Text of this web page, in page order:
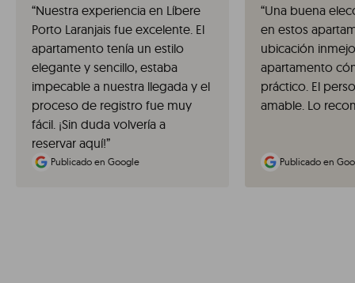
“Nuestra experiencia en Líbere
Porto Laranjais fue excelente. El
apartamento tenía un estilo
elegante y sencillo, estaba
impecable a nuestra llegada y el
proceso de registro fue muy
fácil. ¡Sin duda volvería a
reservar aquí!”
Publicado en Google
“Una buena
en estos
ubicación
apartamento
práctico. El
amable. Lo
Publicado en